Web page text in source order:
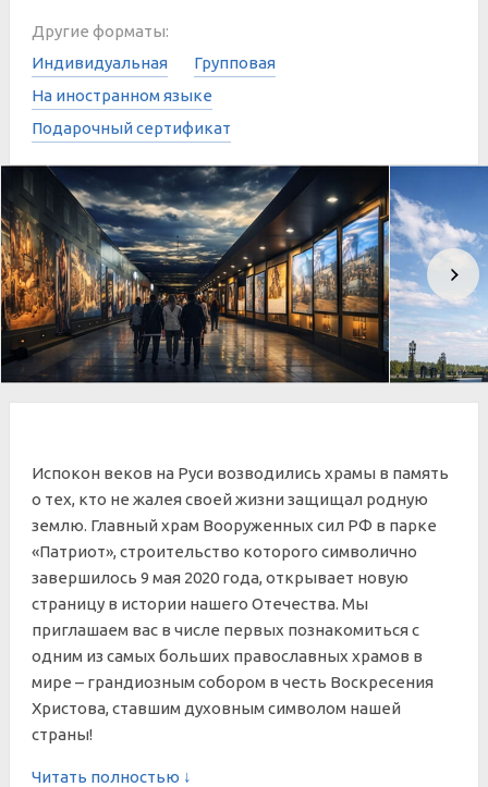
Другие форматы:
Индивидуальная
Групповая
На иностранном языке
Подарочный сертификат
Испокон веков на Руси возводились храмы в память
о тех, кто не жалея своей жизни защищал родную
землю. Главный храм Вооруженных сил РФ в парке
«Патриот», строительство которого символично
завершилось 9 мая 2020 года, открывает новую
страницу в истории нашего Отечества. Мы
приглашаем вас в числе первых познакомиться с
одним из самых больших православных храмов в
мире – грандиозным собором в честь Воскресения
Христова, ставшим духовным символом нашей
страны!
Читать полностью ↓